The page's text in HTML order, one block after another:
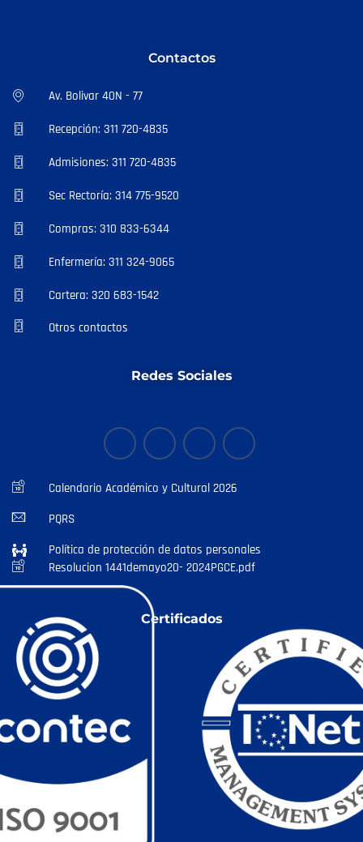
Contactos
Av. Bolivar 40N - 77
Recepción: 311 720-4835
Admisiones: 311 720-4835
Sec Rectoría: 314 775-9520
Compras: 310 833-6344
Enfermería: 311 324-9065
Cartera: 320 683-1542
Otros contactos
Redes Sociales
Calendario Académico y Cultural 2026
PQRS
Política de protección de datos personales
Resolucion 1441demayo20- 2024PGCE.pdf
Certificados